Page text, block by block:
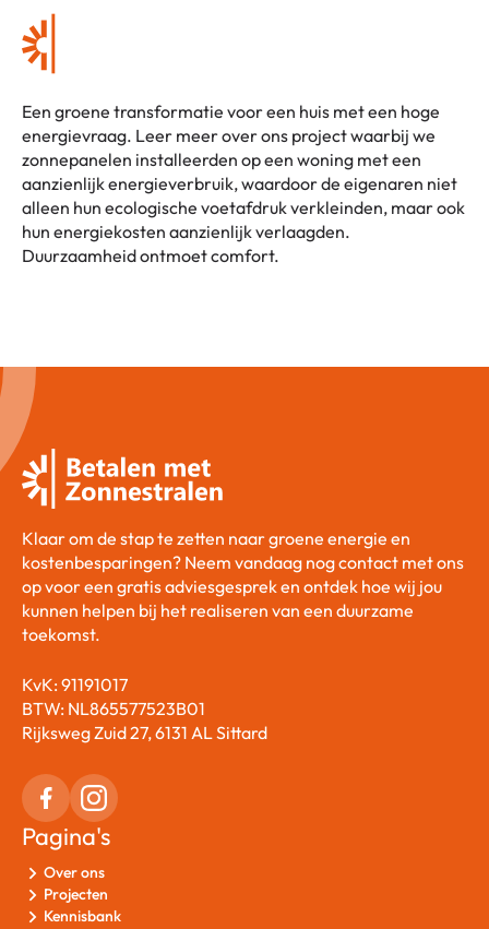
Een groene transformatie voor een huis met een hoge
energievraag. Leer meer over ons project waarbij we
zonnepanelen installeerden op een woning met een
aanzienlijk energieverbruik, waardoor de eigenaren niet
alleen hun ecologische voetafdruk verkleinden, maar ook
hun energiekosten aanzienlijk verlaagden.
Duurzaamheid ontmoet comfort.
Klaar om de stap te zetten naar groene energie en
kostenbesparingen? Neem vandaag nog contact met ons
op voor een gratis adviesgesprek en ontdek hoe wij jou
kunnen helpen bij het realiseren van een duurzame
toekomst.
KvK: 91191017
BTW: NL865577523B01
Rijksweg Zuid 27, 6131 AL Sittard
Pagina's
Over ons
Projecten
Kennisbank